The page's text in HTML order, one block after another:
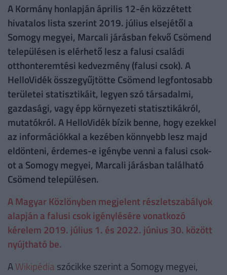
A Kormány honlapján április 12-én közzétett
hivatalos lista szerint 2019. július elsejétől a
Somogy megyei, Marcali járásban fekvő Csömend
településen is elérhető lesz a falusi családi
otthonteremtési kedvezmény (falusi csok). A
HelloVidék összegyűjtötte Csömend legfontosabb
területei statisztikáit, legyen szó társadalmi,
gazdasági, vagy épp környezeti statisztikákról,
mutatókról. A HelloVidék bízik benne, hogy ezekkel
az információkkal a kezében könnyebb lesz majd
eldönteni, érdemes-e igénybe venni a falusi csok-
ot a Somogy megyei, Marcali járásban található
Csömend településen.
A Magyar Közlönyben megjelent részletszabályok
alapján a falusi csok igénylésére vonatkozó
kérelem 2019. július 1. és 2022. június 30. között
nyújtható be.
AWikipédia szócikke szerint a Somogy megyei,